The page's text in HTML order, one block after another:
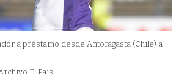
a préstamo desde Antofagasta (Chile) a
El Pais